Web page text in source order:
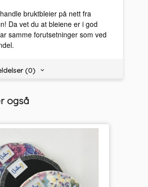
bruktbleier på nett fra
Da vet du at bleiene er i god
samme forutsetninger som ved
(0)
også